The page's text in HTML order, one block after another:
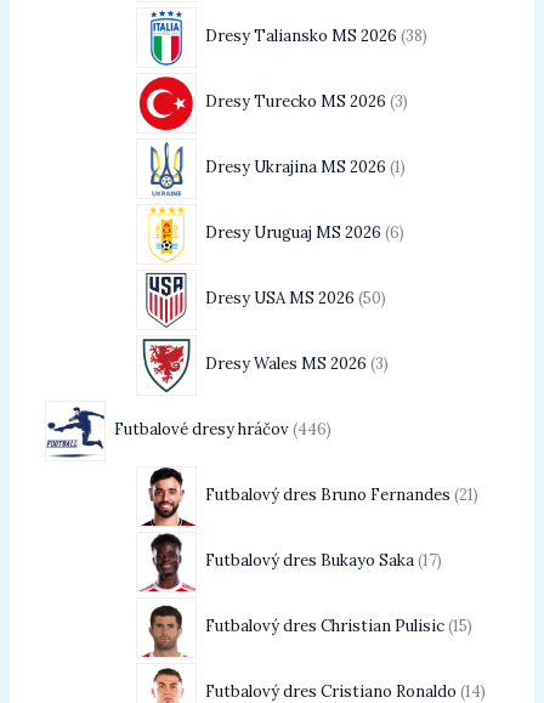
Dresy Taliansko MS 2026 38
Dresy Turecko MS 2026 3
Dresy Ukrajina MS 2026 1
Dresy Uruguaj MS 2026 6
Dresy USA MS 2026 50
Dresy Wales MS 2026 3
Futbalové dresy hráčov 446
Futbalový dres Bruno Fernandes 21
Futbalový dres Bukayo Saka 17
Futbalový dres Christian Pulisic 15
Futbalový dres Cristiano Ronaldo 14